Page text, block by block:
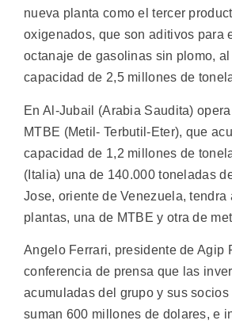
nueva planta como el tercer
oxigenados, que son aditivos para
octanaje de gasolinas sin plomo,
capacidad de 2,5 millones de
En Al-Jubail (Arabia Saudita)
MTBE (Metil- Terbutil-Eter), que
capacidad de 1,2 millones de
(Italia) una de 140.000 toneladas
Jose, oriente de Venezuela, tendra
plantas, una de MTBE y otra de
Angelo Ferrari, presidente de Agip
conferencia de prensa que las
acumuladas del grupo y sus socios
suman 600 millones de dolares, e